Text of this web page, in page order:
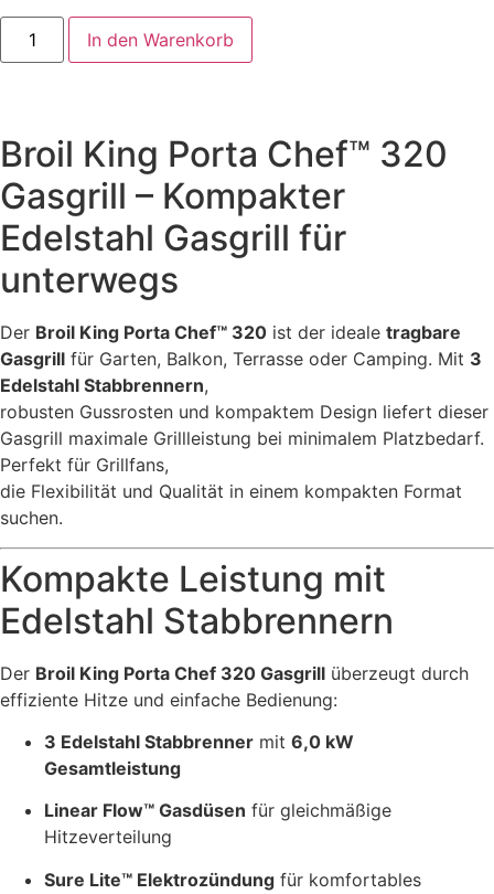
In den Warenkorb
Broil King Porta Chef™ 320
Gasgrill – Kompakter
Edelstahl Gasgrill für
unterwegs
Der Broil King Porta Chef™ 320 ist der ideale tragbare
Gasgrill für Garten, Balkon, Terrasse oder Camping. Mit 3
Edelstahl Stabbrennern,
robusten Gussrosten und kompaktem Design liefert dieser
Gasgrill maximale Grillleistung bei minimalem Platzbedarf.
Perfekt für Grillfans,
die Flexibilität und Qualität in einem kompakten Format
suchen.
Kompakte Leistung mit
Edelstahl Stabbrennern
Der Broil King Porta Chef 320 Gasgrill überzeugt durch
effiziente Hitze und einfache Bedienung:
3 Edelstahl Stabbrenner mit 6,0 kW
Gesamtleistung
Linear Flow™ Gasdüsen für gleichmäßige
Hitzeverteilung
Sure Lite™ Elektrozündung für komfortables